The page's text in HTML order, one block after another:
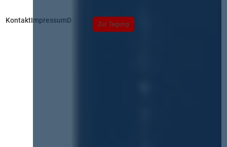
Zur Tagung
KontaktImpressumDatenschutz